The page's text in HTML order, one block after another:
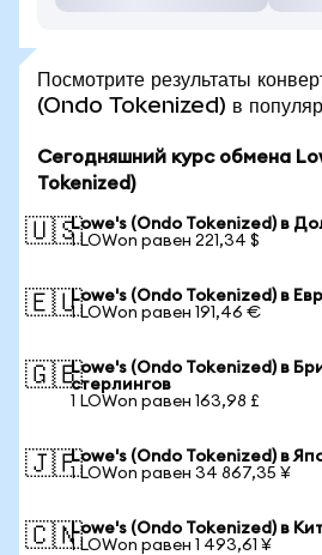
Посмотрите результаты
(Ondo Tokenized) в
Сегодняшний курс обмена
Tokenized)
🇺🇸Lowe's (Ondo Tokenized) в
1 LOWon равен 221,34 $
🇪🇺Lowe's (Ondo Tokenized) в
1 LOWon равен 191,46 €
🇬🇧Lowe's (Ondo Tokenized) в
стерлингов
1 LOWon равен 163,98 £
🇯🇵Lowe's (Ondo Tokenized) в
1 LOWon равен 34 867,35 ¥
🇨🇳Lowe's (Ondo Tokenized) в
1 LOWon равен 1 493,61 ¥